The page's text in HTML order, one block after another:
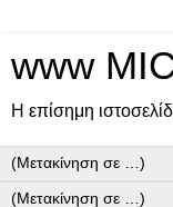
www
Η επίσημη